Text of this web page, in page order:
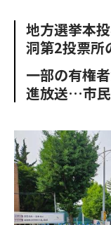
o
o
k
e
r
地方選挙本
洞第2投票所
一部の有権
進放送…市